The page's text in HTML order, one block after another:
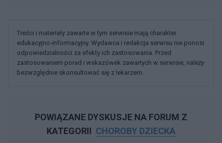
Treści i materiały zawarte w tym serwisie mają charakter
edukacyjno-informacyjny. Wydawca i redakcja serwisu nie ponosi
odpowiedzialności za efekty ich zastosowania. Przed
zastosowaniem porad i wskazówek zawartych w serwisie, należy
bezwzględnie skonsultować się z lekarzem.
POWIĄZANE DYSKUSJE NA FORUM Z
KATEGORII CHOROBY DZIECKA